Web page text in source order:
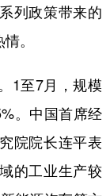
列政策带来的
。
1至7月，规模
。中国首席经
院院长连平表
的工业生产较